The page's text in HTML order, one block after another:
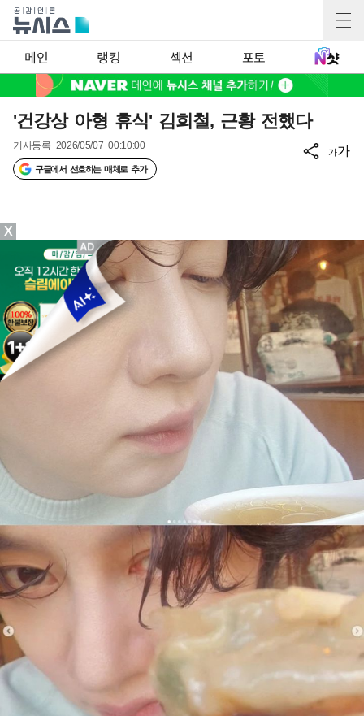
메인 랭킹 섹션 포토
'건강상 아형 휴식' 김희철, 근황 전했다
기사등록 2026/05/07 00:10:00
구글에서 선호하는 매체로 추가
가가
X